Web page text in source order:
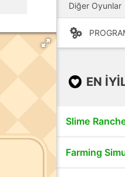
Diğer Oyunlar
EN
Slime
Farming